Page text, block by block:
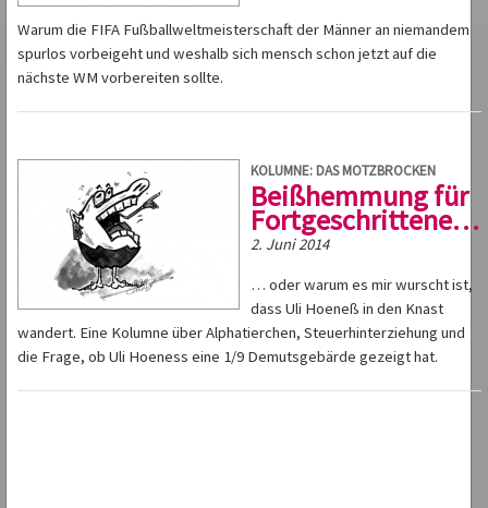
Warum die FIFA Fußballweltmeisterschaft der Männer an niemandem
spurlos vorbeigeht und weshalb sich mensch schon jetzt auf die
nächste WM vorbereiten sollte.
KOLUMNE: DAS MOTZBROCKEN
Beißhemmung für
Fortgeschrittene…
2. Juni 2014
… oder warum es mir wurscht ist,
dass Uli Hoeneß in den Knast
wandert. Eine Kolumne über Alphatierchen, Steuerhinterziehung und
die Frage, ob Uli Hoeness eine 1/9 Demutsgebärde gezeigt hat.